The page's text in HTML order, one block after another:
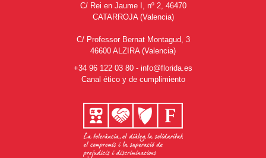
C/ Rei en Jaume I, nº 2, 46470
CATARROJA (Valencia)
C/ Professor Bernat Montagud, 3
46600 ALZIRA (Valencia)
+34 96 122 03 80 - info@florida.es
Canal ético y de cumplimiento